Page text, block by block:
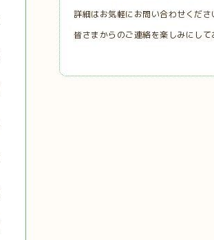
詳細はお気軽にお問い合わせくださ
皆さまからのご連絡を楽しみにして